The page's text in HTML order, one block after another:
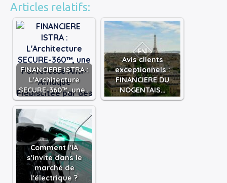
Articles relatifs:
FINANCIERE ISTRA :
L'Architecture
SECURE-360™, une…
Avis clients
exceptionnels :
FINANCIERE DU
NOGENTAIS…
Comment l'IA
s'invite dans le
marché de
l'électrique ?